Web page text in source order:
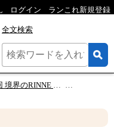
ログイン ランこれ新規登録
全文検索
RINNE キャラクター人気投票